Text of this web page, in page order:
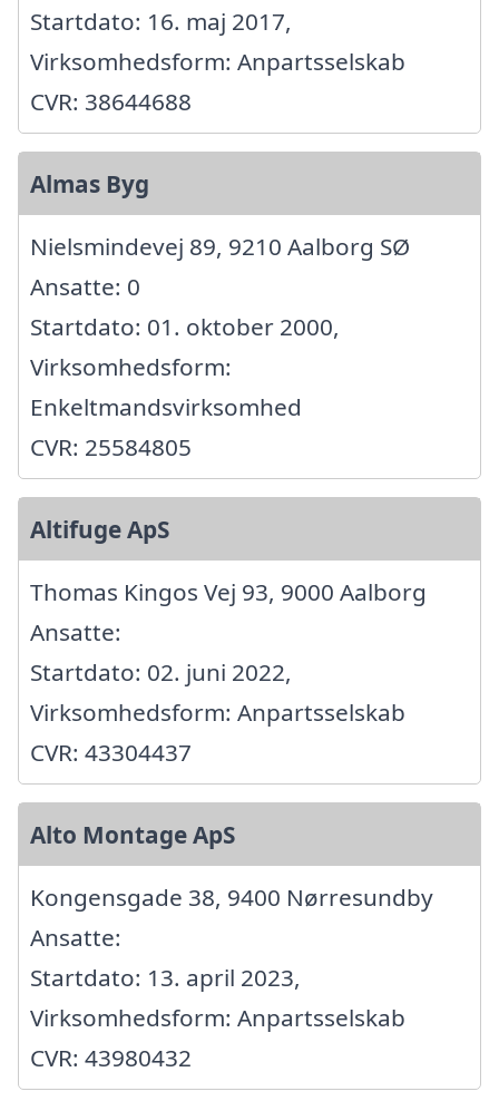
Startdato: 16. maj 2017,
Virksomhedsform: Anpartsselskab
CVR: 38644688
Almas Byg
Nielsmindevej 89, 9210 Aalborg SØ
Ansatte: 0
Startdato: 01. oktober 2000,
Virksomhedsform:
Enkeltmandsvirksomhed
CVR: 25584805
Altifuge ApS
Thomas Kingos Vej 93, 9000 Aalborg
Ansatte:
Startdato: 02. juni 2022,
Virksomhedsform: Anpartsselskab
CVR: 43304437
Alto Montage ApS
Kongensgade 38, 9400 Nørresundby
Ansatte:
Startdato: 13. april 2023,
Virksomhedsform: Anpartsselskab
CVR: 43980432